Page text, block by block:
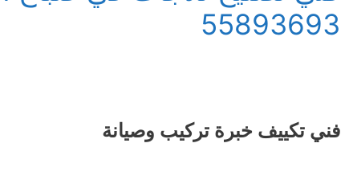
55893693
فني تكييف خبرة تركيب وصيانة